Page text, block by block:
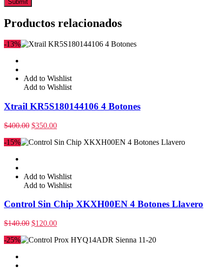
Productos relacionados
-13%
Add to Wishlist
Add to Wishlist
Xtrail KR5S180144106 4 Botones
$400.00 $350.00
-15%
Add to Wishlist
Add to Wishlist
Control Sin Chip XKXH00EN 4 Botones Llavero
$140.00 $120.00
-25%